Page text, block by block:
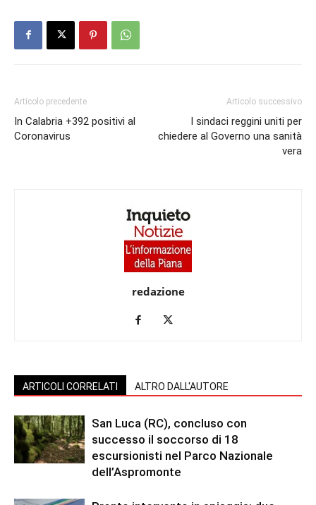
Articolo precedente
In Calabria +392 positivi al
Coronavirus
Articolo successivo
I sindaci reggini uniti per
chiedere al Governo una sanità
vera
redazione
ARTICOLI CORRELATI ALTRO DALL'AUTORE
San Luca (RC), concluso con
successo il soccorso di 18
escursionisti nel Parco Nazionale
dell’Aspromonte